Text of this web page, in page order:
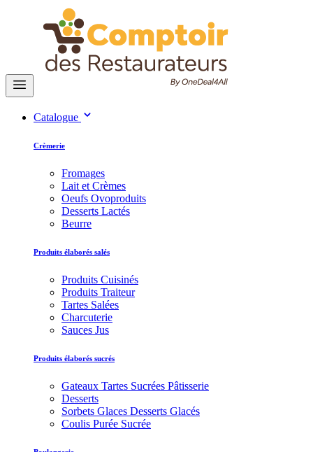
Catalogue
Crèmerie
Fromages
Lait et Crèmes
Oeufs Ovoproduits
Desserts Lactés
Beurre
Produits élaborés salés
Produits Cuisinés
Produits Traiteur
Tartes Salées
Charcuterie
Sauces Jus
Produits élaborés sucrés
Gateaux Tartes Sucrées Pâtisserie
Desserts
Sorbets Glaces Desserts Glacés
Coulis Purée Sucrée